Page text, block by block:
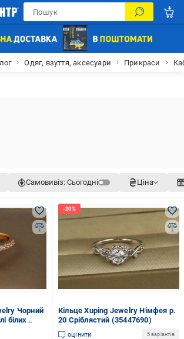
Одяг, взуття, аксесуари Прикраси
Самовивіз: Сьогодні Ціна
Чорний
білих
Кільце Xuping Jewelry Німфея р.
20 Сріблястий (35447690)
оцінити 5 варіантів